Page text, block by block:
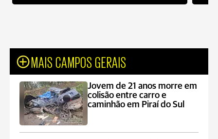
MAIS CAMPOS GERAIS
Jovem de 21 anos morre em
colisão entre carro e
caminhão em Piraí do Sul